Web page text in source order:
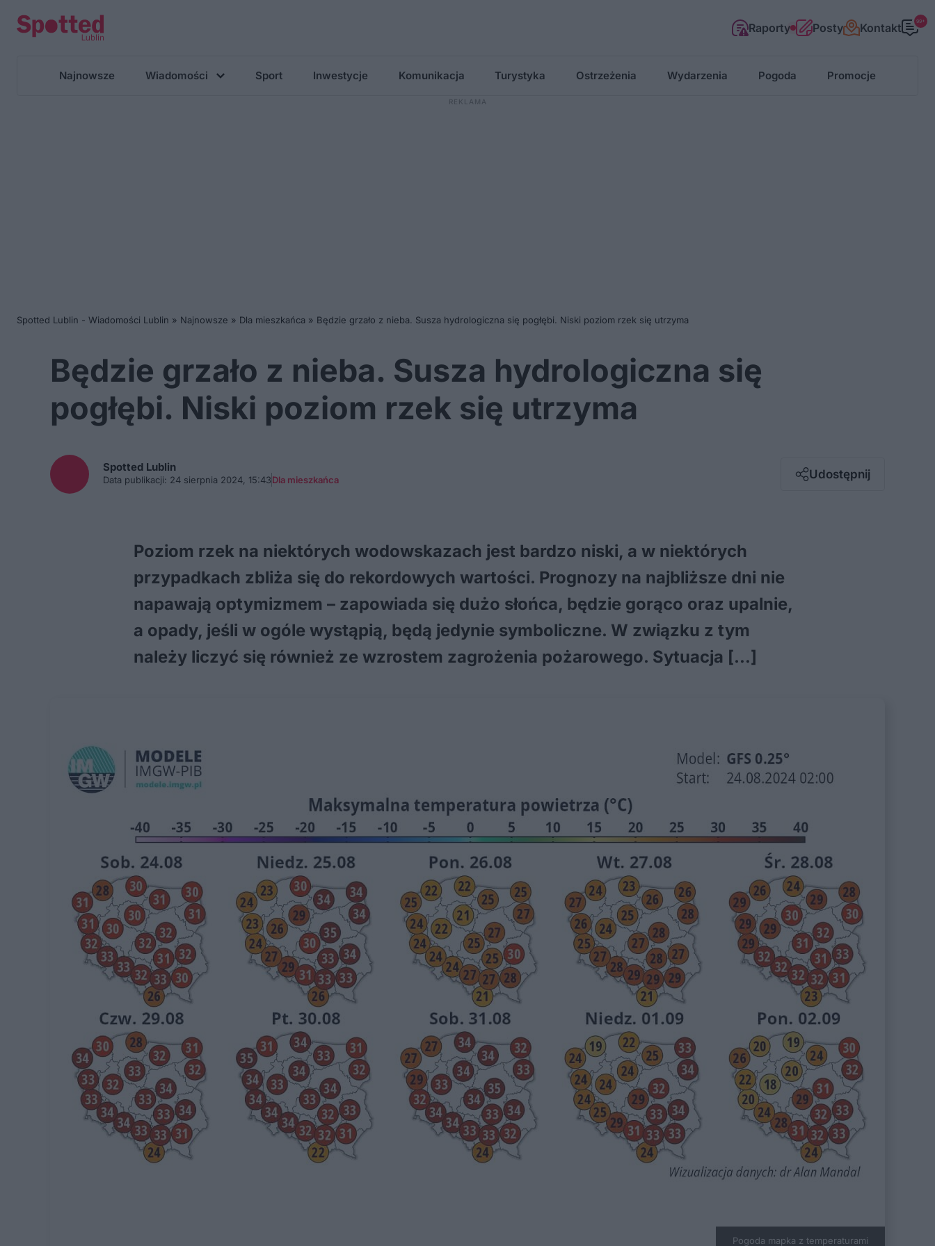
Raporty Posty Kontakt 99+
Najnowsze Wiadomości Sport Inwestycje Komunikacja Turystyka Ostrzeżenia Wydarzenia Pogoda Promocje
Spotted Lublin - Wiadomości Lublin » Najnowsze » Dla mieszkańca » Będzie grzało z nieba. Susza hydrologiczna się pogłębi. Niski poziom rzek się utrzyma
Będzie grzało z nieba. Susza hydrologiczna się
pogłębi. Niski poziom rzek się utrzyma
Spotted Lublin
Data publikacji: 24 sierpnia 2024, 15:43Dla mieszkańca Udostępnij
Messenger
Poziom rzek na niektórych wodowskazach jest bardzo niski, a w niektórych
przypadkach zbliża się do rekordowych wartości. Prognozy na najbliższe dni nie
napawają optymizmem – zapowiada się dużo słońca, będzie gorąco oraz upalnie,
a opady, jeśli w ogóle wystąpią, będą jedynie symboliczne. W związku z tym
należy liczyć się również ze wzrostem zagrożenia pożarowego. Sytuacja […]
Pogoda mapka z temperaturami